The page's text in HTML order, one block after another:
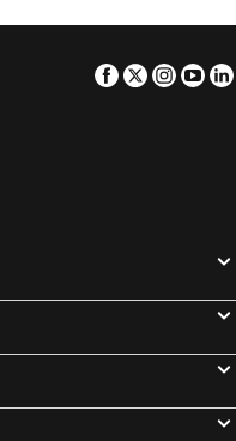
Colgante Boutique Hotel
Hotel Bilbao by Leonardo Hotels
Bilbao
Select Bilbao
Facebook
Twitter